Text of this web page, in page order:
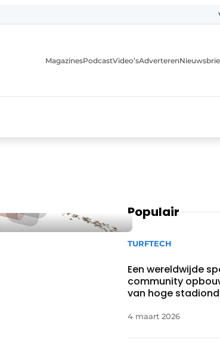
MagazinesPodcastVideo’sAdverteren
Populair
TURFTECH
Een wereldwijde
community
van hoge
4 maart 2026